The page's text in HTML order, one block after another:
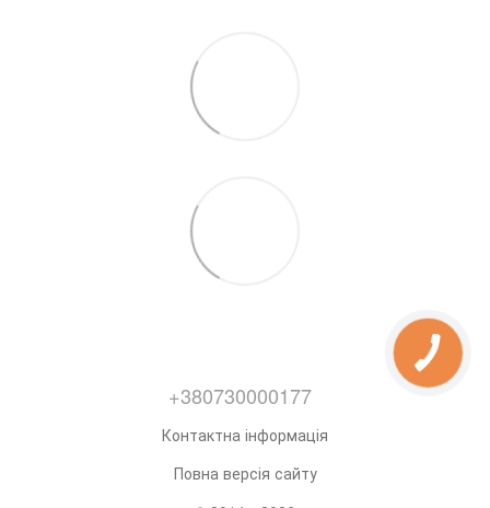
+380730000177
Контактна інформація
Повна версія сайту